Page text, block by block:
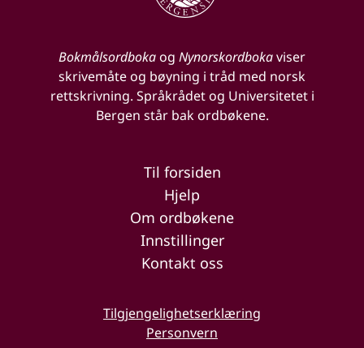
Bokmålsordbokaog Nynorskordbokaviser
skrivemåte og bøyning i tråd med norsk
rettskrivning. Språkrådet og Universitetet i
Bergen står bak ordbøkene.
Til forsiden
Hjelp
Om ordbøkene
Innstillinger
Kontakt oss
Tilgjengelighetserklæring
Personvern